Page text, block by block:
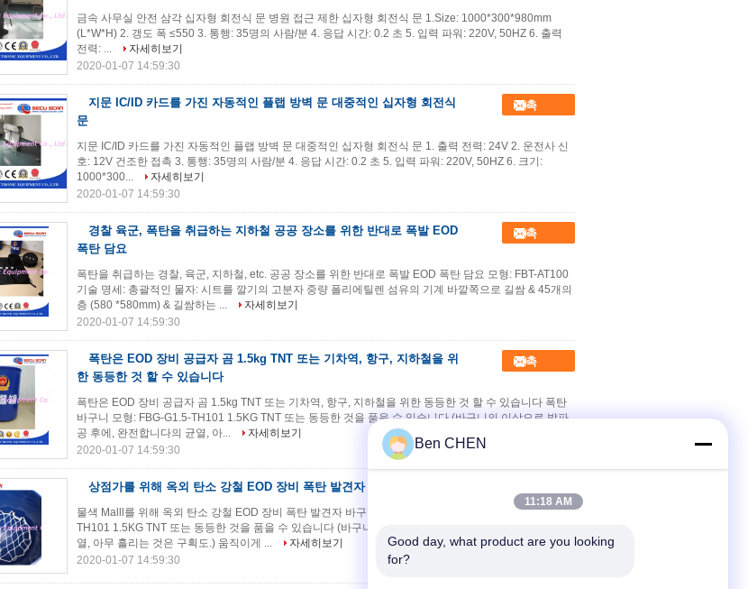
금속 사무실 안전 삼각 십자형 회전식 문 병원 접근 제한 십자형 회전식 문 1.Size: 1000*300*980mm
(L*W*H) 2. 갱도 폭 ≤550 3. 통행: 35명의 사람/분 4. 응답 시간: 0.2 초 5. 입력 파워: 220V, 50HZ 6. 출력
전력: ...
자세히보기
2020-01-07 14:59:30
지문 IC/ID 카드를 가진 자동적인 플랩 방벽 문 대중적인 십자형 회전식
문
접촉
지문 IC/ID 카드를 가진 자동적인 플랩 방벽 문 대중적인 십자형 회전식 문 1. 출력 전력: 24V 2. 운전사 신
호: 12V 건조한 접촉 3. 통행: 35명의 사람/분 4. 응답 시간: 0.2 초 5. 입력 파워: 220V, 50HZ 6. 크기:
1000*300...
자세히보기
2020-01-07 14:59:30
경찰 육군, 폭탄을 취급하는 지하철 공공 장소를 위한 반대로 폭발 EOD
폭탄 담요
접촉
폭탄을 취급하는 경찰, 육군, 지하철, etc. 공공 장소를 위한 반대로 폭발 EOD 폭탄 담요 모형: FBT-AT100
기술 명세: 총괄적인 물자: 시트를 깔기의 고분자 중량 폴리에틸렌 섬유의 기계 바깥쪽으로 길쌈 & 45개의
층 (580 *580mm) & 길쌈하는 ...
자세히보기
2020-01-07 14:59:30
폭탄은 EOD 장비 공급자 곰 1.5kg TNT 또는 기차역, 항구, 지하철을 위
한 동등한 것 할 수 있습니다
접촉
폭탄은 EOD 장비 공급자 곰 1.5kg TNT 또는 기차역, 항구, 지하철을 위한 동등한 것 할 수 있습니다 폭탄
바구니 모형: FBG-G1.5-TH101 1.5KG TNT 또는 동등한 것을 품을 수 있습니다 (바구니의 이상으로 발파
공 후에, 완전합니다의 균열, 아...
자세히보기
2020-01-07 14:59:30
상점가를 위해 옥외 탄소 강철 EOD 장비 폭탄 발견자 바구니 경보
물색 Malll를 위해 옥외 탄소 강철 EOD 장비 폭탄 발견자 바구니 경보 폭탄 바구니 모형: FBG-G1.5-
TH101 1.5KG TNT 또는 동등한 것을 품을 수 있습니다 (바구니의 이상으로 발파공 후에, 완전합니다의 균
열, 아무 흘리는 것은 구획도.) 움직이게 ...
자세히보기
2020-01-07 14:59:30
Ben CHEN
11:18 AM
Good day, what product are you looking
for?